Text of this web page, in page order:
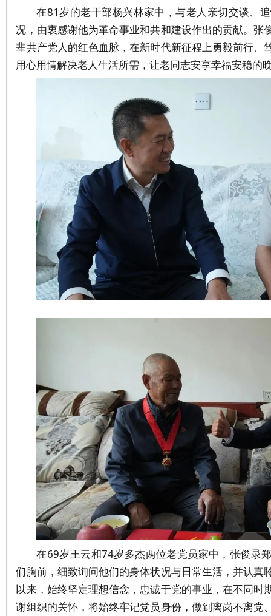
在81岁的老干部杨兴林家中，与老人亲切交谈、
况，由衷感谢他为革命事业和共和建设作出的贡献。张
辈共产党人的红色血脉，在新时代新征程上勇毅前行、
用心用情解决老人生活所需，让老同志安享幸福安稳的
在69岁王云和74岁多杰两位老党员家中 ，张俊录
们胸前，细致询问他们的身体状况与日常生活，并认真
以来，始终坚定理想信念，忠诚于党的事业，在不同时
谢组织的关怀，将始终牢记党员身份，做到离岗不离党